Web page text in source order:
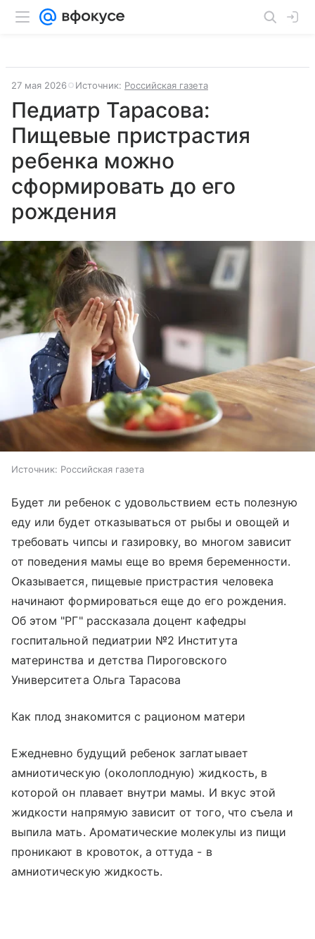
27 мая 2026 Источник: Российская газета
Педиатр Тарасова:
Пищевые пристрастия
ребенка можно
сформировать до его
рождения
Источник: Российская газета
Будет ли ребенок с удовольствием есть полезную
еду или будет отказываться от рыбы и овощей и
требовать чипсы и газировку, во многом зависит
от поведения мамы еще во время беременности.
Оказывается, пищевые пристрастия человека
начинают формироваться еще до его рождения.
Об этом "РГ" рассказала доцент кафедры
госпитальной педиатрии №2 Института
материнства и детства Пироговского
Университета Ольга Тарасова
Как плод знакомится с рационом матери
Ежедневно будущий ребенок заглатывает
амниотическую (околоплодную) жидкость, в
которой он плавает внутри мамы. И вкус этой
жидкости напрямую зависит от того, что съела и
выпила мать. Ароматические молекулы из пищи
проникают в кровоток, а оттуда - в
амниотическую жидкость.